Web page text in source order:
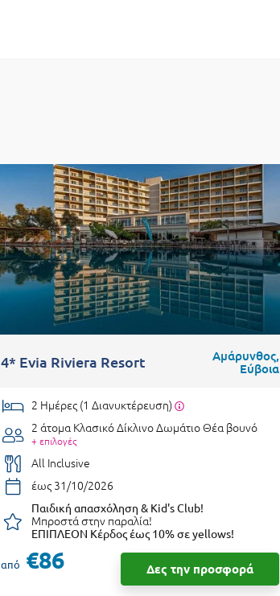
4* Evia Riviera Resort
Αμάρυνθος,
Εύβοια
2 Ημέρες (1 Διανυκτέρευση)
2 άτομα Κλασικό Δίκλινο Δωμάτιο Θέα βουνό
+ επιλογές
All Inclusive
έως 31/10/2026
Παιδική απασχόληση & Kid's Club!
Μπροστά στην παραλία!
ΕΠΙΠΛΕΟΝ Κέρδος έως 10% σε yellows!
από €86 Δες την προσφορά